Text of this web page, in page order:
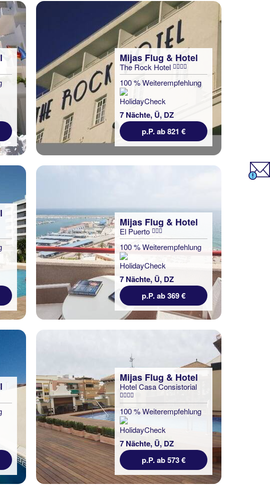
Mijas Flug & Hotel
The Rock Hotel
100 % Weiterempfehlung
7 Nächte, Ü, DZ
p.P. ab 821 €
Mijas Flug & Hotel
El Puerto
100 % Weiterempfehlung
7 Nächte, Ü, DZ
p.P. ab 369 €
Mijas Flug & Hotel
Hotel Casa Consistorial
100 % Weiterempfehlung
7 Nächte, Ü, DZ
p.P. ab 573 €